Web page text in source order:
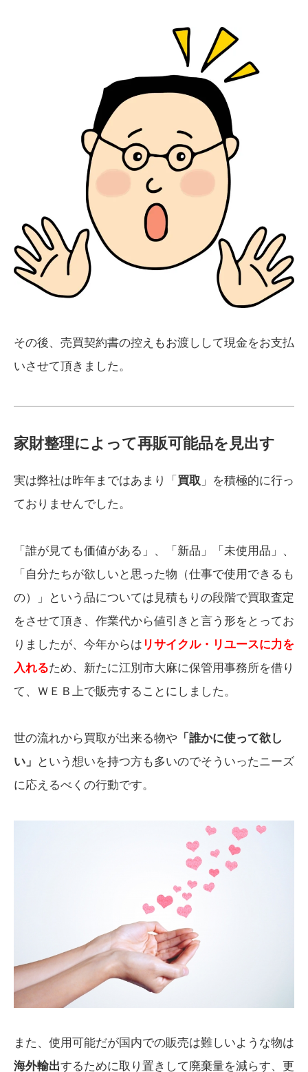
その後、売買契約書の控えもお渡しして現金をお支払
いさせて頂きました。
家財整理によって再販可能品を見出す
実は弊社は昨年まではあまり「 買取 」を積極的に行っ
ておりませんでした。
「誰が見ても価値がある」、「新品」「未使用品」、
「自分たちが欲しいと思った物（仕事で使用できるも
の）」という品については見積もりの段階で買取査定
をさせて頂き、作業代から値引きと言う形をとってお
りましたが、今年からは リサイクル・リユースに力を
入れるため、新たに江別市大麻に保管用事務所を借り
て、ＷＥＢ上で販売することにしました。
世の流れから買取が出来る物や 「誰かに使って欲し
い」
という想いを持つ方も多いのでそういったニーズ
に応えるべくの行動です。
また、使用可能だが国内での販売は難しいような物は
海外輸出するために取り置きして廃棄量を減らす、更